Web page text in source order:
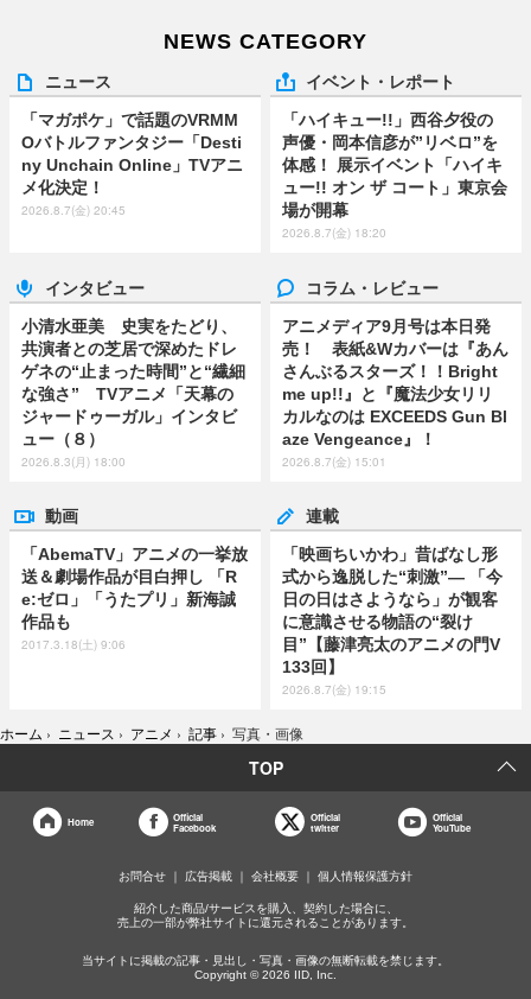
NEWS CATEGORY
ニュース
「マガポケ」で話題のVRMM
Oバトルファンタジー「Desti
ny Unchain Online」TVアニ
メ化決定！
2026.8.7(金) 20:45
イベント・レポート
「ハイキュー!!」西谷夕役の
声優・岡本信彦が”リベロ”を
体感！ 展示イベント「ハイキ
ュー!! オン ザ コート」東京会
場が開幕
2026.8.7(金) 18:20
インタビュー
小清水亜美 史実をたどり、
共演者との芝居で深めたドレ
ゲネの“止まった時間”と“繊細
な強さ” TVアニメ「天幕の
ジャードゥーガル」インタビ
ュー（８）
2026.8.3(月) 18:00
コラム・レビュー
アニメディア9月号は本日発
売！ 表紙&Wカバーは『あん
さんぶるスターズ！！Bright
me up!!』と『魔法少女リリ
カルなのは EXCEEDS Gun Bl
aze Vengeance』！
2026.8.7(金) 15:01
動画
「AbemaTV」アニメの一挙放
送＆劇場作品が目白押し 「R
e:ゼロ」「うたプリ」新海誠
作品も
2017.3.18(土) 9:06
連載
「映画ちいかわ」昔ばなし形
式から逸脱した“刺激”― 「今
日の日はさようなら」が観客
に意識させる物語の“裂け
目”【藤津亮太のアニメの門V
133回】
2026.8.7(金) 19:15
ホーム › ニュース › アニメ › 記事 › 写真・画像
TOP
Home
Official
Facebook
Official
twitter
Official
YouTube
お問合せ 広告掲載 会社概要 個人情報保護方針
紹介した商品/サービスを購入、契約した場合に、
売上の一部が弊社サイトに還元されることがあります。
当サイトに掲載の記事・見出し・写真・画像の無断転載を禁じます。
Copyright © 2026 IID, Inc.